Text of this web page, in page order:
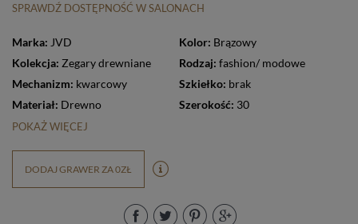
SPRAWDŹ DOSTĘPNOŚĆ W SALONACH
Marka: JVD Kolor: Brązowy
Kolekcja: Zegary drewniane Rodzaj: fashion/ modowe
Mechanizm: kwarcowy Szkiełko: brak
Materiał: Drewno Szerokość: 30
POKAŻ WIĘCEJ
DODAJ GRAWER ZA 0ZŁ